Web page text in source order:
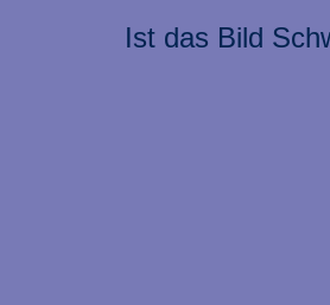
Ist das Bild